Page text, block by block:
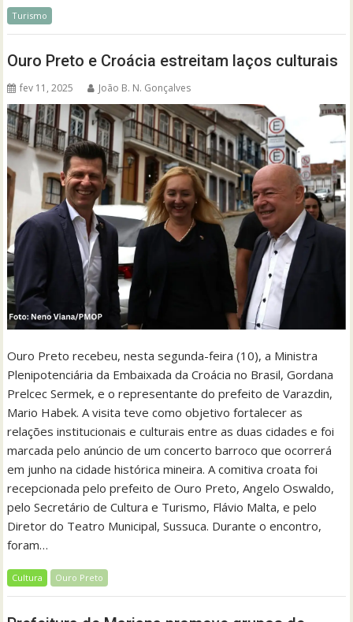
Turismo
Ouro Preto e Croácia estreitam laços culturais
fev 11, 2025 João B. N. Gonçalves
Ouro Preto recebeu, nesta segunda-feira (10), a Ministra
Plenipotenciária da Embaixada da Croácia no Brasil, Gordana
Prelcec Sermek, e o representante do prefeito de Varazdin,
Mario Habek. A visita teve como objetivo fortalecer as
relações institucionais e culturais entre as duas cidades e foi
marcada pelo anúncio de um concerto barroco que ocorrerá
em junho na cidade histórica mineira. A comitiva croata foi
recepcionada pelo prefeito de Ouro Preto, Angelo Oswaldo,
pelo Secretário de Cultura e Turismo, Flávio Malta, e pelo
Diretor do Teatro Municipal, Sussuca. Durante o encontro,
foram…
Cultura Ouro Preto